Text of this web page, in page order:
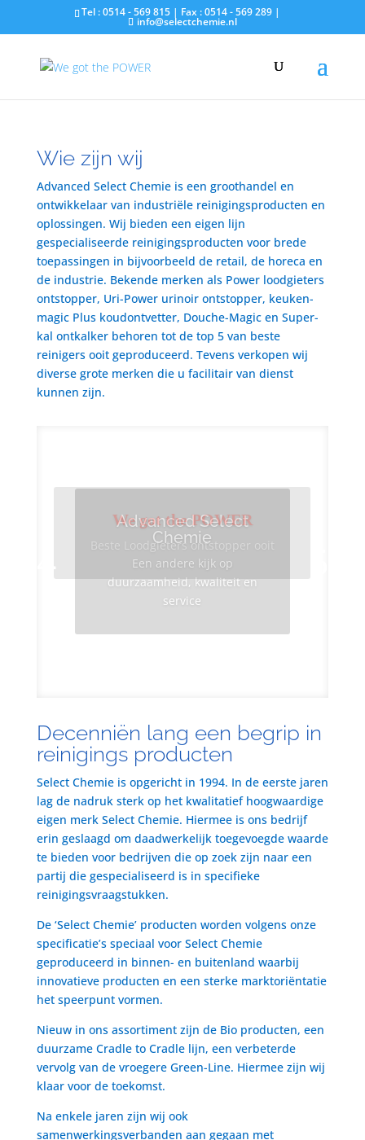
Tel : 0514 - 569 815 | Fax : 0514 - 569 289 |
info@selectchemie.nl
Wie zijn wij
Advanced Select Chemie is een groothandel en
ontwikkelaar van industriële reinigingsproducten en
oplossingen. Wij bieden een eigen lijn
gespecialiseerde reinigingsproducten voor brede
toepassingen in bijvoorbeeld de retail, de horeca en
de industrie. Bekende merken als Power loodgieters
ontstopper, Uri-Power urinoir ontstopper, keuken-
magic Plus koudontvetter, Douche-Magic en Super-
kal ontkalker behoren tot de top 5 van beste
reinigers ooit geproduceerd. Tevens verkopen wij
diverse grote merken die u facilitair van dienst
kunnen zijn.
Advanced Select
Chemie
Een andere kijk op
duurzaamheid, kwaliteit en
service
We got the POWER
Beste Loodgieters ontstopper ooit
Decenniën lang een begrip in
reinigings producten
Select Chemie is opgericht in 1994. In de eerste jaren
lag de nadruk sterk op het kwalitatief hoogwaardige
eigen merk Select Chemie. Hiermee is ons bedrijf
erin geslaagd om daadwerkelijk toegevoegde waarde
te bieden voor bedrijven die op zoek zijn naar een
partij die gespecialiseerd is in specifieke
reinigingsvraagstukken.
De ‘Select Chemie’ producten worden volgens onze
specificatie’s speciaal voor Select Chemie
geproduceerd in binnen- en buitenland waarbij
innovatieve producten en een sterke marktoriëntatie
het speerpunt vormen.
Nieuw in ons assortiment zijn de Bio producten, een
duurzame Cradle to Cradle lijn, een verbeterde
vervolg van de vroegere Green-Line. Hiermee zijn wij
klaar voor de toekomst.
Na enkele jaren zijn wij ook
samenwerkingsverbanden aan gegaan met